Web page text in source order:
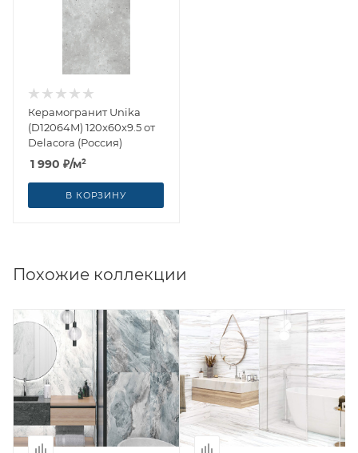
Керамогранит Unika
(D12064M) 120x60x9.5 от
Delacora (Россия)
1 990 ₽/м²
В КОРЗИНУ
Похожие коллекции